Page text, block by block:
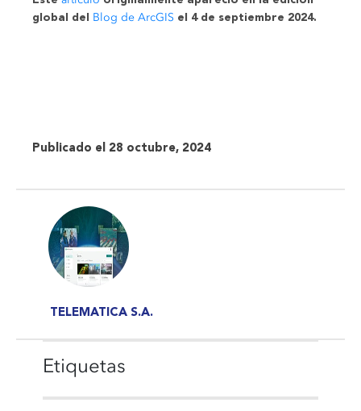
global del Blog de ArcGIS el 4 de septiembre 2024.
Publicado el 28 octubre, 2024
TELEMATICA S.A.
Etiquetas